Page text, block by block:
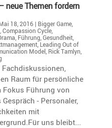
neue Themen fordern
18, 2016| Bigger Game,
Compassion Cycle,
Führung Gesundheit,
, Leading Out of
Model Rick Tamlyn
Raum für persönliche
Fokus Führung von
- Personaler,
mit
uns bleibt...